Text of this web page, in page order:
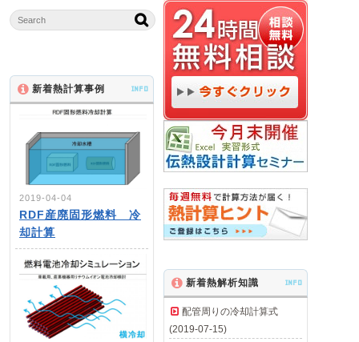
新着熱計算事例 INFO
2019-04-04
RDF産廃固形燃料 冷
却計算
新着熱解析知識 INFO
配管周りの冷却計算式
(2019-07-15)